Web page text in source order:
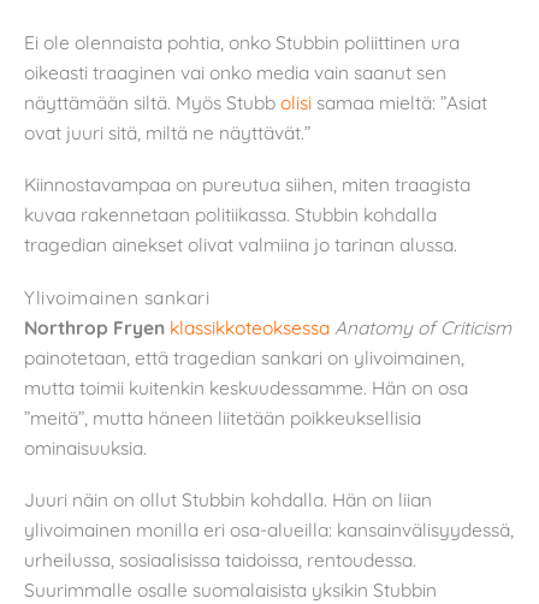
Ei ole olennaista pohtia, onko Stubbin poliittinen ura
oikeasti traaginen vai onko media vain saanut sen
näyttämään siltä. Myös Stubb olisi samaa mieltä: ”Asiat
ovat juuri sitä, miltä ne näyttävät.”
Kiinnostavampaa on pureutua siihen, miten traagista
kuvaa rakennetaan politiikassa. Stubbin kohdalla
tragedian ainekset olivat valmiina jo tarinan alussa.
Ylivoimainen sankari
Northrop Fryen klassikkoteoksessa Anatomy of Criticism
painotetaan, että tragedian sankari on ylivoimainen,
mutta toimii kuitenkin keskuudessamme. Hän on osa
”meitä”, mutta häneen liitetään poikkeuksellisia
ominaisuuksia.
Juuri näin on ollut Stubbin kohdalla. Hän on liian
ylivoimainen monilla eri osa-alueilla: kansainvälisyydessä,
urheilussa, sosiaalisissa taidoissa, rentoudessa.
Suurimmalle osalle suomalaisista yksikin Stubbin